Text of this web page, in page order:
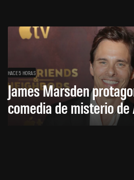
HACE 5 HORAS
James Marsden
comedia de misterio de